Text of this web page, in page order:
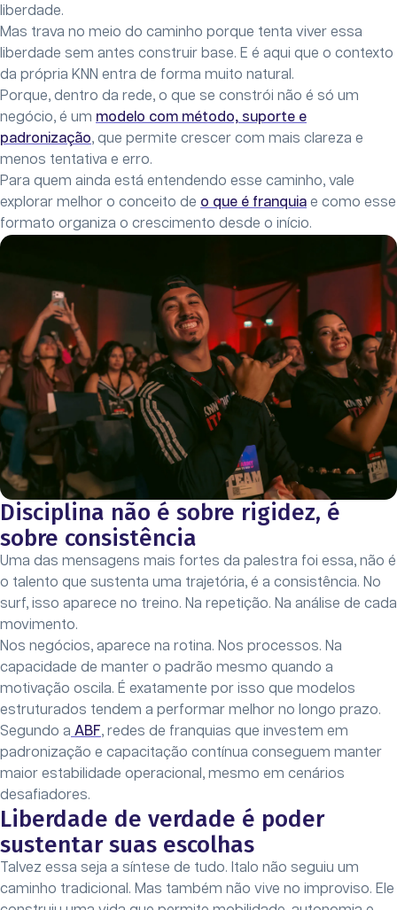
liberdade.
Mas trava no meio do caminho porque tenta viver essa
liberdade sem antes construir base. E é aqui que o contexto
da própria KNN entra de forma muito natural.
Porque, dentro da rede, o que se constrói não é só um
negócio, é um modelo com método, suporte e
padronização, que permite crescer com mais clareza e
menos tentativa e erro.
Para quem ainda está entendendo esse caminho, vale
explorar melhor o conceito de o que é franquia e como esse
formato organiza o crescimento desde o início.
Disciplina não é sobre rigidez, é
sobre consistência
Uma das mensagens mais fortes da palestra foi essa, não é
o talento que sustenta uma trajetória, é a consistência. No
surf, isso aparece no treino. Na repetição. Na análise de cada
movimento.
Nos negócios, aparece na rotina. Nos processos. Na
capacidade de manter o padrão mesmo quando a
motivação oscila. É exatamente por isso que modelos
estruturados tendem a performar melhor no longo prazo.
Segundo a ABF, redes de franquias que investem em
padronização e capacitação contínua conseguem manter
maior estabilidade operacional, mesmo em cenários
desafiadores.
Liberdade de verdade é poder
sustentar suas escolhas
Talvez essa seja a síntese de tudo. Italo não seguiu um
caminho tradicional. Mas também não vive no improviso. Ele